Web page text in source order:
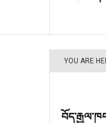
YOU ARE